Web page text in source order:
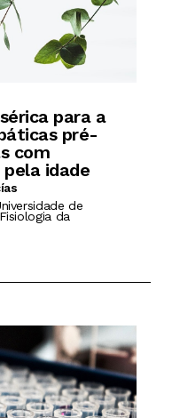
para a
pré-
com
idade
de
da